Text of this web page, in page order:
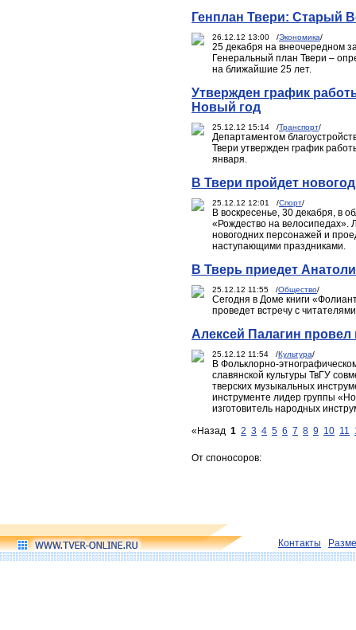
Генплан Твери: Старый
26.12.12 13:00 /Экономика/
25 декабря на внеочередном
Генеральный план Твери –
на ближайшие 25 лет.
Утвержден график
Новый год
25.12.12 15:14 /Транспорт/
Департаментом
Твери утвержден график
января.
В Твери пройдет
25.12.12 12:01 /Спорт/
В воскресенье, 30 декабря, в
«Рождество на велосипедах».
новогодних персонажей и
наступающими праздниками.
В Тверь приедет
25.12.12 11:55 /Общество/
Сегодня в Доме книги
проведет встречу с
Алексей Палагин провел
25.12.12 11:54 /Культура/
В Фольклорно-
славянской культуры ТвГУ
тверских музыкальных
инструменте лидер группы
изготовитель народных
«Назад 1 2 3 4 5 6 7 8 9 10 11
От споносоров:
Контакты